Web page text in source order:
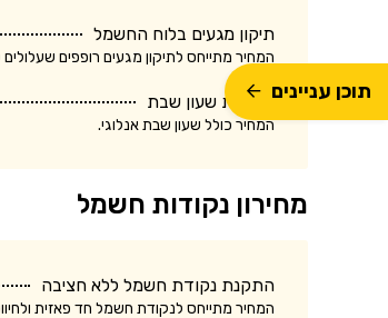
תיקון מגעים בלוח החשמל
המחיר מתייחס לתיקון מגעים רופפים
התקנת שעון שבת
המחיר כולל שעון שבת אנלוגי.
מחירון נקודות חשמל
התקנת נקודת חשמל ללא חציבה
תוכן עניינים